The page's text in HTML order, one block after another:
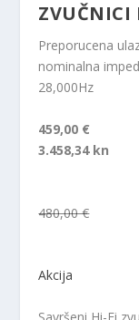
ZVUČNICI
Preporucena
nominalna
28,000Hz
459,00 €
3.458,34 kn
480,00 €
Akcija
Savršeni Hi-Fi